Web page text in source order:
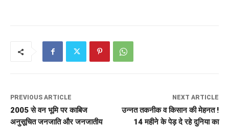
PREVIOUS ARTICLE
2005 से वन भूमि पर काबिज
अनुसूचित जनजाति और जनजातीय
NEXT ARTICLE
उन्नत तकनीक व किसान की मेहनत !
14 महीने के पेड़ दे रहे दुनिया का